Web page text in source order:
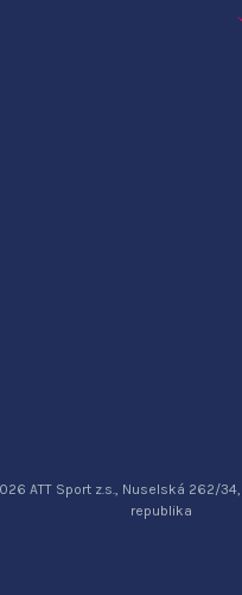
ATT Sport z.s., Nuselská 262/
republika